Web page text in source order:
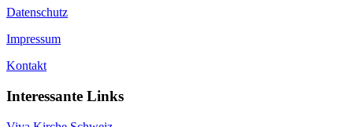
Datenschutz
Impressum
Kontakt
Interessante Links